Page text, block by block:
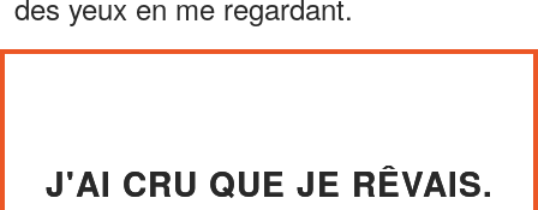
J'AI CRU QUE JE RÊVAIS.